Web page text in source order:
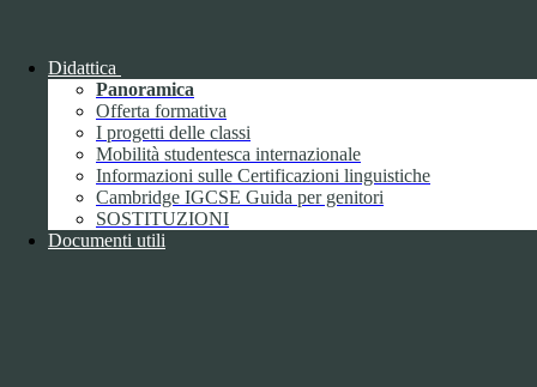
Didattica
Panoramica
Offerta formativa
I progetti delle classi
Mobilità studentesca internazionale
Informazioni sulle Certificazioni linguistiche
Cambridge IGCSE Guida per genitori
SOSTITUZIONI
Documenti utili
2018
Gennaio
Febbraio
Marzo
Aprile